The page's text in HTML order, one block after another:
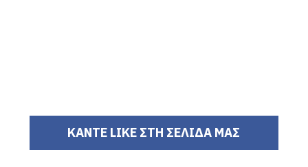
ΚΑΝΤΕ LIKE ΣΤΗ ΣΕΛΙΔΑ ΜΑΣ